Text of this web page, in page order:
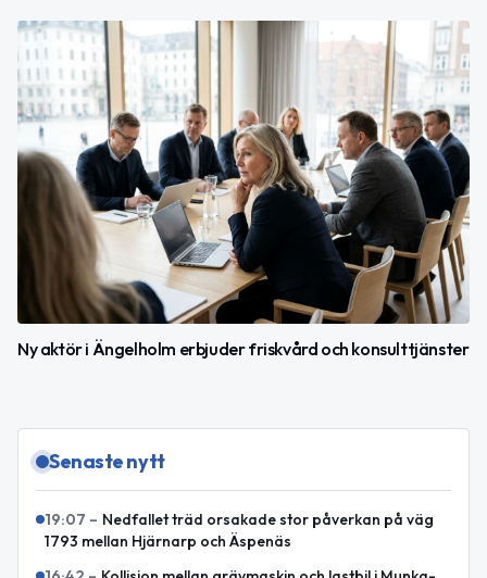
Ny aktör i Ängelholm erbjuder friskvård och konsulttjänster
Senaste nytt
19:07 – Nedfallet träd orsakade stor påverkan på väg
1793 mellan Hjärnarp och Äspenäs